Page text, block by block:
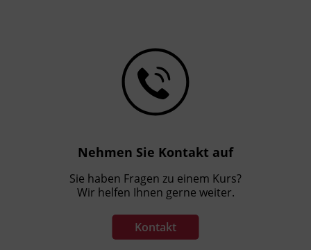
Nehmen Sie Kontakt auf
Sie haben Fragen zu einem Kurs?
Wir helfen Ihnen gerne weiter.
Kontakt